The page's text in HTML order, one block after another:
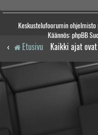
Keskustelufoorumin ohjelmisto
Käännös: phpBB
Etusivu Kaikki ajat ovat